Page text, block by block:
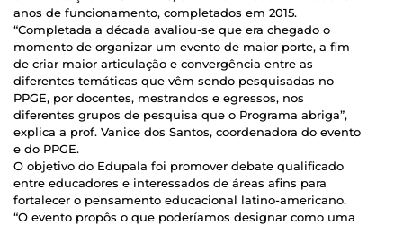
anos de funcionamento, completados em 2015.
“Completada a década avaliou-se que era chegado o
momento de organizar um evento de maior porte, a fim
de criar maior articulação e convergência entre as
diferentes temáticas que vêm sendo pesquisadas no
PPGE, por docentes, mestrandos e egressos, nos
diferentes grupos de pesquisa que o Programa abriga”,
explica a prof. Vanice dos Santos, coordenadora do evento
e do PPGE.
O objetivo do Edupala foi promover debate qualificado
entre educadores e interessados de áreas afins para
fortalecer o pensamento educacional latino-americano.
“O evento propôs o que poderíamos designar como uma